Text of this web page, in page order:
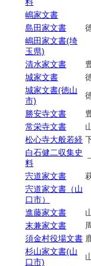
嶋家文書
島田家文書
嶋田家文書(埼
玉県)
清水家文書
城家文書
城家文書(徳山
市)
勝安寺文書
常栄寺文書
松心寺大般若経
白石健二収集史
料
－
宍道家文書
宍道家文書（山
口市）
進藤家文書
末兼家文書
須金村役場文書
杉山家文書(山
口市)